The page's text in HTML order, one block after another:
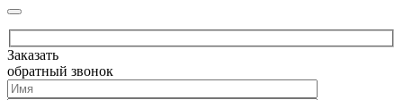
Заказать
обратный звонок